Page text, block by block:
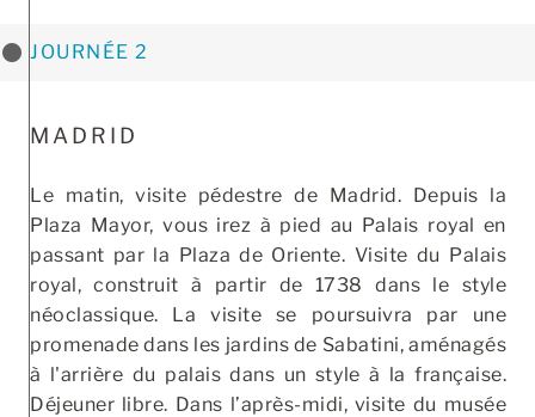
JOURNÉE 2
MADRID
Le matin, visite pédestre de Madrid. Depuis la
Plaza Mayor, vous irez à pied au Palais royal en
passant par la Plaza de Oriente. Visite du Palais
royal, construit à partir de 1738 dans le style
néoclassique. La visite se poursuivra par une
promenade dans les jardins de Sabatini, aménagés
à l'arrière du palais dans un style à la française.
Déjeuner libre. Dans l’après-midi, visite du musée